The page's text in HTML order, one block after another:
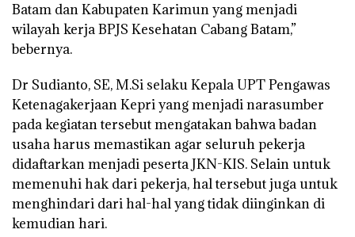
Batam dan Kabupaten Karimun yang menjadi
wilayah kerja BPJS Kesehatan Cabang Batam,”
bebernya.
Dr Sudianto, SE, M.Si selaku Kepala UPT Pengawas
Ketenagakerjaan Kepri yang menjadi narasumber
pada kegiatan tersebut mengatakan bahwa badan
usaha harus memastikan agar seluruh pekerja
didaftarkan menjadi peserta JKN-KIS. Selain untuk
memenuhi hak dari pekerja, hal tersebut juga untuk
menghindari dari hal-hal yang tidak diinginkan di
kemudian hari.